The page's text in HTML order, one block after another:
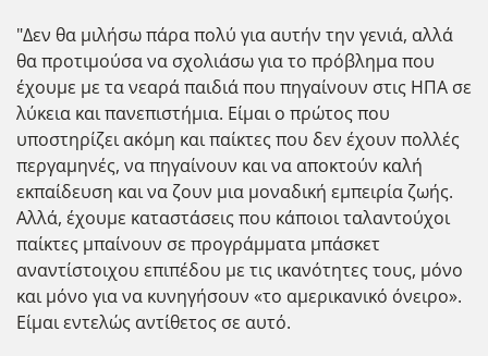
"Δεν θα μιλήσω πάρα πολύ για αυτήν την γενιά, αλλά
θα προτιμούσα να σχολιάσω για το πρόβλημα που
έχουμε με τα νεαρά παιδιά που πηγαίνουν στις ΗΠΑ σε
λύκεια και πανεπιστήμια. Είμαι ο πρώτος που
υποστηρίζει ακόμη και παίκτες που δεν έχουν πολλές
περγαμηνές, να πηγαίνουν και να αποκτούν καλή
εκπαίδευση και να ζουν μια μοναδική εμπειρία ζωής.
Αλλά, έχουμε καταστάσεις που κάποιοι ταλαντούχοι
παίκτες μπαίνουν σε προγράμματα μπάσκετ
αναντίστοιχου επιπέδου με τις ικανότητες τους, μόνο
και μόνο για να κυνηγήσουν «το αμερικανικό όνειρο».
Είμαι εντελώς αντίθετος σε αυτό.